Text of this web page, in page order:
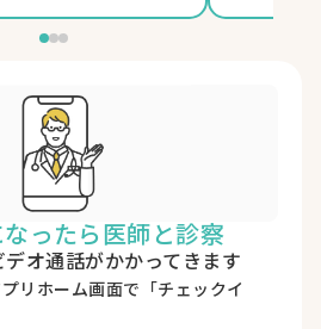
ったら医師と診察
オ通話がかかってきます
リホーム画面で「チェックイ